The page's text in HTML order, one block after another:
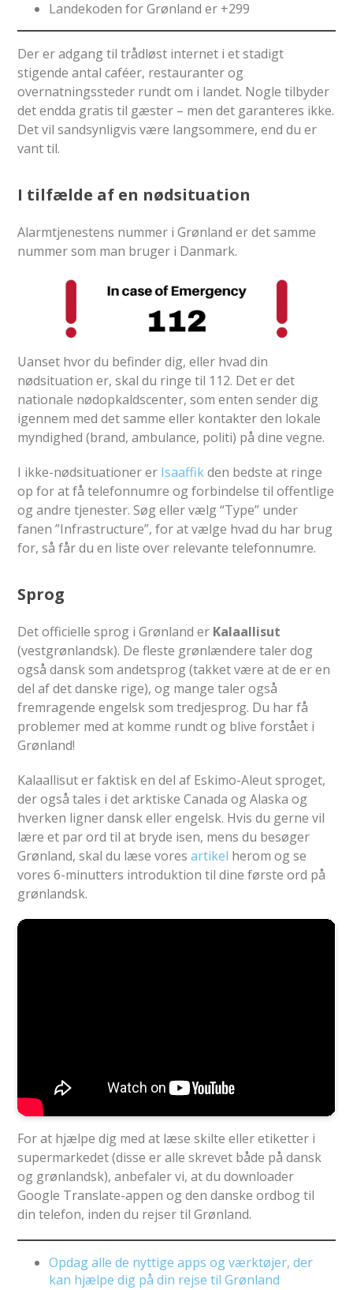
Landekoden for Grønland er +299
Der er adgang til trådløst internet i et stadigt
stigende antal caféer, restauranter og
overnatningssteder rundt om i landet. Nogle tilbyder
det endda gratis til gæster – men det garanteres ikke.
Det vil sandsynligvis være langsommere, end du er
vant til.
I tilfælde af en nødsituation
Alarmtjenestens nummer i Grønland er det samme
nummer som man bruger i Danmark.
Uanset hvor du befinder dig, eller hvad din
nødsituation er, skal du ringe til 112. Det er det
nationale nødopkaldscenter, som enten sender dig
igennem med det samme eller kontakter den lokale
myndighed (brand, ambulance, politi) på dine vegne.
I ikke-nødsituationer er Isaaffikden bedste at ringe
op for at få telefonnumre og forbindelse til offentlige
og andre tjenester. Søg eller vælg “Type” under
fanen ”Infrastructure”, for at vælge hvad du har brug
for, så får du en liste over relevante telefonnumre.
Sprog
Det officielle sprog i Grønland er Kalaallisut
(vestgrønlandsk). De fleste grønlændere taler dog
også dansk som andetsprog (takket være at de er en
del af det danske rige), og mange taler også
fremragende engelsk som tredjesprog. Du har få
problemer med at komme rundt og blive forstået i
Grønland!
Kalaallisut er faktisk en del af Eskimo-Aleut sproget,
der også tales i det arktiske Canada og Alaska og
hverken ligner dansk eller engelsk. Hvis du gerne vil
lære et par ord til at bryde isen, mens du besøger
Grønland, skal du læse voresartikel herom og se
vores 6-minutters introduktion til dine første ord på
grønlandsk.
For at hjælpe dig med at læse skilte eller etiketter i
supermarkedet (disse er alle skrevet både på dansk
og grønlandsk), anbefaler vi, at du downloader
Google Translate-appen og den danske ordbog til
din telefon, inden du rejser til Grønland.
Opdag alle de nyttige apps og værktøjer, der
kan hjælpe dig på din rejse til Grønland